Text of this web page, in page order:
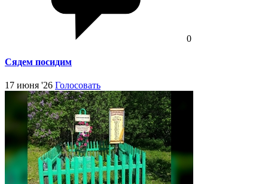
0
Сядем посидим
17 июня '26 Голосовать